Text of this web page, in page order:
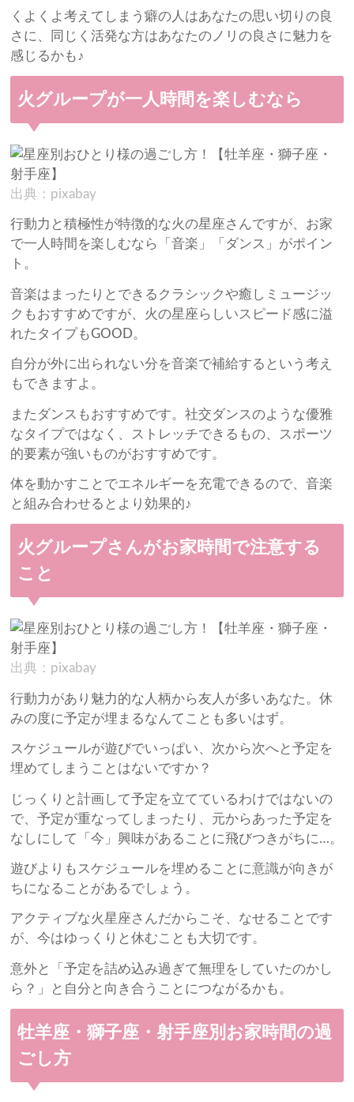
くよくよ考えてしまう癖の人はあなたの思い切りの良
さに、同じく活発な方はあなたのノリの良さに魅力を
感じるかも♪
火グループが一人時間を楽しむなら
出典：pixabay
行動力と積極性が特徴的な火の星座さんですが、お家
で一人時間を楽しむなら「音楽」「ダンス」がポイン
ト。
音楽はまったりとできるクラシックや癒しミュージッ
クもおすすめですが、火の星座らしいスピード感に溢
れたタイプもGOOD。
自分が外に出られない分を音楽で補給するという考え
もできますよ。
またダンスもおすすめです。社交ダンスのような優雅
なタイプではなく、ストレッチできるもの、スポーツ
的要素が強いものがおすすめです。
体を動かすことでエネルギーを充電できるので、音楽
と組み合わせるとより効果的♪
火グループさんがお家時間で注意する
こと
出典：pixabay
行動力があり魅力的な人柄から友人が多いあなた。休
みの度に予定が埋まるなんてことも多いはず。
スケジュールが遊びでいっぱい、次から次へと予定を
埋めてしまうことはないですか？
じっくりと計画して予定を立てているわけではないの
で、予定が重なってしまったり、元からあった予定を
なしにして「今」興味があることに飛びつきがちに…。
遊びよりもスケジュールを埋めることに意識が向きが
ちになることがあるでしょう。
アクティブな火星座さんだからこそ、なせることです
が、今はゆっくりと休むことも大切です。
意外と「予定を詰め込み過ぎて無理をしていたのかし
ら？」と自分と向き合うことにつながるかも。
牡羊座・獅子座・射手座別お家時間の過
ごし方